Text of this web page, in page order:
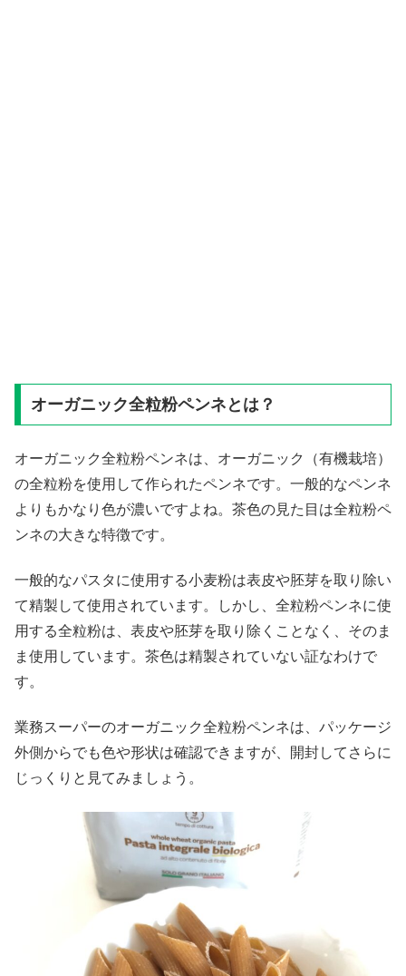
オーガニック全粒粉ペンネとは？
オーガニック全粒粉ペンネは、オーガニック（有機栽培）
の全粒粉を使用して作られたペンネです。一般的なペンネ
よりもかなり色が濃いですよね。茶色の見た目は全粒粉ペ
ンネの大きな特徴です。
一般的なパスタに使用する小麦粉は表皮や胚芽を取り除い
て精製して使用されています。しかし、全粒粉ペンネに使
用する全粒粉は、表皮や胚芽を取り除くことなく、そのま
ま使用しています。茶色は精製されていない証なわけで
す。
業務スーパーのオーガニック全粒粉ペンネは、パッケージ
外側からでも色や形状は確認できますが、開封してさらに
じっくりと見てみましょう。